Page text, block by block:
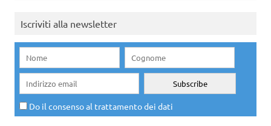
Iscriviti alla newsletter
Do il consenso al trattamento dei dati